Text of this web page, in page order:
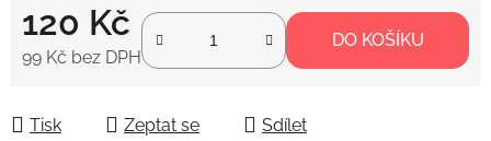
120 Kč
99 Kč bez DPH
DO KOŠÍKU
Tisk Zeptat se Sdílet